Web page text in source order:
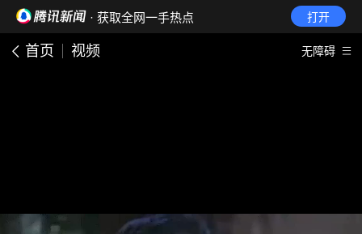
· 获取全网一手热点 打开
首页 视频 无障碍